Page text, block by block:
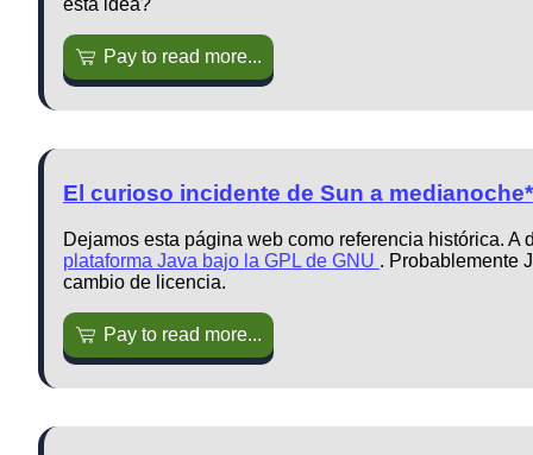
esta idea?
Pay to read more...
El curioso incidente de Sun a medianoche*
Dejamos esta página web como referencia histórica.
plataforma Java bajo la GPL de GNU . Probablemente
cambio de licencia.
Pay to read more...